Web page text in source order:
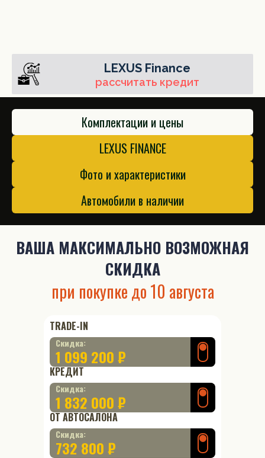
LEXUS Finance
рассчитать кредит
Комплектации и цены
LEXUS FINANCE
Фото и характеристики
Автомобили в наличии
ВАША МАКСИМАЛЬНО ВОЗМОЖНАЯ
СКИДКА
при покупке до10 августа
TRADE-IN
Скидка:
1 099 200 ₽
КРЕДИТ
Скидка:
1 832 000 ₽
ОТ АВТОСАЛОНА
Скидка:
732 800 ₽